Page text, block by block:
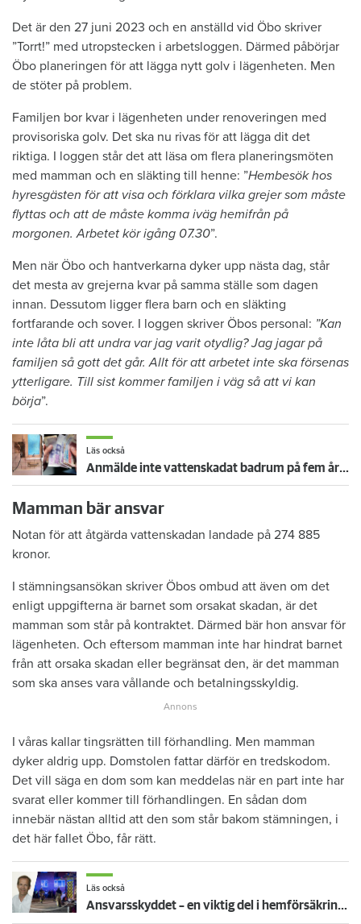
Det är den 27 juni 2023 och en anställd vid Öbo skriver
”Torrt!” med utropstecken i arbetsloggen. Därmed påbörjar
Öbo planeringen för att lägga nytt golv i lägenheten. Men
de stöter på problem.
Familjen bor kvar i lägenheten under renoveringen med
provisoriska golv. Det ska nu rivas för att lägga dit det
riktiga. I loggen står det att läsa om flera planeringsmöten
med mamman och en släkting till henne: ”Hembesök hos
hyresgästen för att visa och förklara vilka grejer som måste
flyttas och att de måste komma iväg hemifrån på
morgonen. Arbetet kör igång 07.30”.
Men när Öbo och hantverkarna dyker upp nästa dag, står
det mesta av grejerna kvar på samma ställe som dagen
innan. Dessutom ligger flera barn och en släkting
fortfarande och sover. I loggen skriver Öbos personal: ”Kan
inte låta bli att undra var jag varit otydlig? Jag jagar på
familjen så gott det går. Allt för att arbetet inte ska försenas
ytterligare. Till sist kommer familjen i väg så att vi kan
börja”.
Läs också
Anmälde inte vattenskadat badrum på fem år – krävs på 125 000 kronor
Mamman bär ansvar
Notan för att åtgärda vattenskadan landade på 274 885
kronor.
I stämningsansökan skriver Öbos ombud att även om det
enligt uppgifterna är barnet som orsakat skadan, är det
mamman som står på kontraktet. Därmed bär hon ansvar för
lägenheten. Och eftersom mamman inte har hindrat barnet
från att orsaka skadan eller begränsat den, är det mamman
som ska anses vara vållande och betalningsskyldig.
I våras kallar tingsrätten till förhandling. Men mamman
dyker aldrig upp. Domstolen fattar därför en tredskodom.
Det vill säga en dom som kan meddelas när en part inte har
svarat eller kommer till förhandlingen. En sådan dom
innebär nästan alltid att den som står bakom stämningen, i
det här fallet Öbo, får rätt.
Läs också
Ansvarsskyddet – en viktig del i hemförsäkringen